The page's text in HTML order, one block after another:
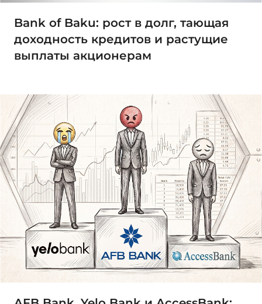
Bank of Baku: рост в долг, тающая
доходность кредитов и растущие
выплаты акционерам